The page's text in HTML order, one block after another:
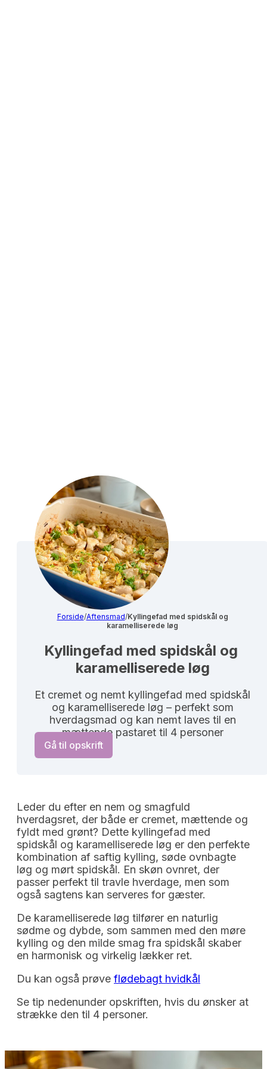
Forside/Aftensmad/Kyllingefad med spidskål og
karamelliserede løg
Kyllingefad med spidskål og
karamelliserede løg
Et cremet og nemt kyllingefad med spidskål
og karamelliserede løg – perfekt som
hverdagsmad og kan nemt laves til en
mættende pastaret til 4 personer
Gå til opskrift
Leder du efter en nem og smagfuld
hverdagsret, der både er cremet, mættende og
fyldt med grønt? Dette kyllingefad med
spidskål og karamelliserede løg er den perfekte
kombination af saftig kylling, søde ovnbagte
løg og mørt spidskål. En skøn ovnret, der
passer perfekt til travle hverdage, men som
også sagtens kan serveres for gæster.
De karamelliserede løg tilfører en naturlig
sødme og dybde, som sammen med den møre
kylling og den milde smag fra spidskål skaber
en harmonisk og virkelig lækker ret.
Du kan også prøve flødebagt hvidkål
Se tip nedenunder opskriften, hvis du ønsker at
strække den til 4 personer.